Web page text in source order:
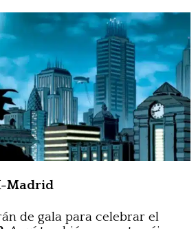
Madrid
de gala para celebrar el